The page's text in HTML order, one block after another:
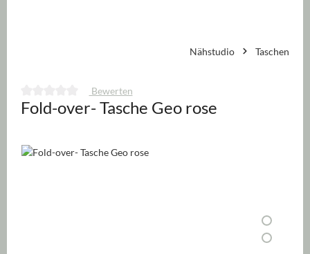
Nähstudio Taschen
Durchschnittliche Bewertung von 0 von 5 Sternen
Bewerten
Fold-over- Tasche Geo rose
Bildergalerie überspringen